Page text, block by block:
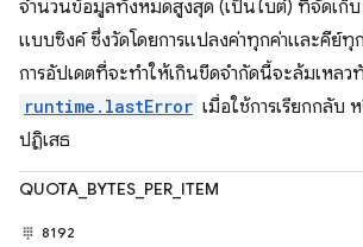
จำนวนข้อมูลทั้งหมดสูงสุด (เป็นไบต์) ที่จัดเก็
แบบซิงค์ ซึ่งวัดโดยการแปลงค่าทุกค่าและคีย์ทุ
การอัปเดตที่จะทำให้เกินขีดจำกัดนี้จะล้มเหล
runtime.lastError เมื่อใช้การเรียกกลับ
ปฏิเสธ
QUOTA_BYTES_PER_ITEM
8192